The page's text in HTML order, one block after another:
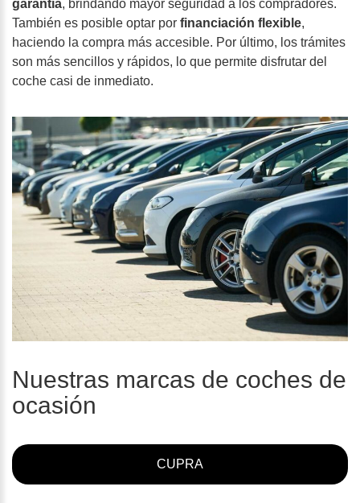
garantía, brindando mayor seguridad a los compradores.
También es posible optar por financiación flexible,
haciendo la compra más accesible. Por último, los trámites
son más sencillos y rápidos, lo que permite disfrutar del
coche casi de inmediato.
Nuestras marcas de coches de
ocasión
CUPRA